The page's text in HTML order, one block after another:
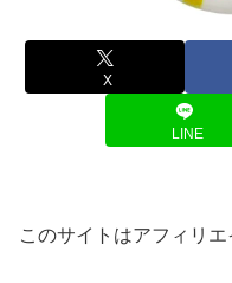
X
LINE
このサイトはアフィリ